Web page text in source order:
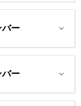
バー
バー